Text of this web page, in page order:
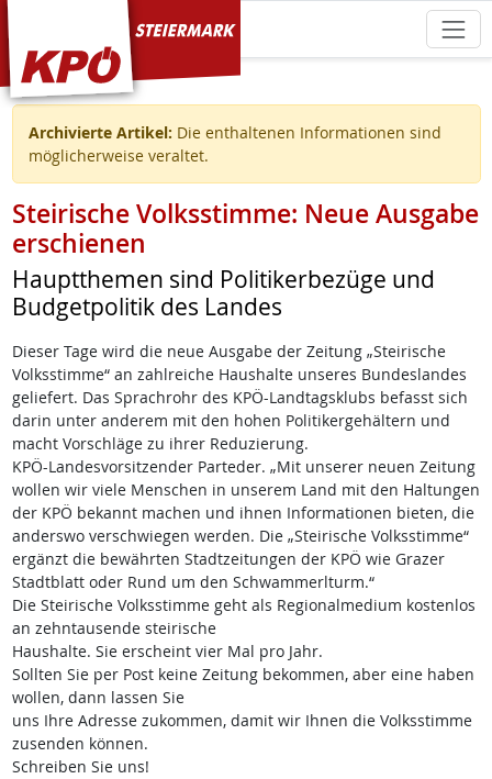
KPÖ Steiermark
Archivierte Artikel: Die enthaltenen Informationen sind
möglicherweise veraltet.
Steirische Volksstimme: Neue Ausgabe
erschienen
Hauptthemen sind Politikerbezüge und
Budgetpolitik des Landes
Dieser Tage wird die neue Ausgabe der Zeitung „Steirische
Volksstimme“ an zahlreiche Haushalte unseres Bundeslandes
geliefert. Das Sprachrohr des KPÖ-Landtagsklubs befasst sich
darin unter anderem mit den hohen Politikergehältern und
macht Vorschläge zu ihrer Reduzierung.
KPÖ-Landesvorsitzender Parteder. „Mit unserer neuen Zeitung
wollen wir viele Menschen in unserem Land mit den Haltungen
der KPÖ bekannt machen und ihnen Informationen bieten, die
anderswo verschwiegen werden. Die „Steirische Volksstimme“
ergänzt die bewährten Stadtzeitungen der KPÖ wie Grazer
Stadtblatt oder Rund um den Schwammerlturm.“
Die Steirische Volksstimme geht als Regionalmedium kostenlos
an zehntausende steirische
Haushalte. Sie erscheint vier Mal pro Jahr.
Sollten Sie per Post keine Zeitung bekommen, aber eine haben
wollen, dann lassen Sie
uns Ihre Adresse zukommen, damit wir Ihnen die Volksstimme
zusenden können.
Schreiben Sie uns!